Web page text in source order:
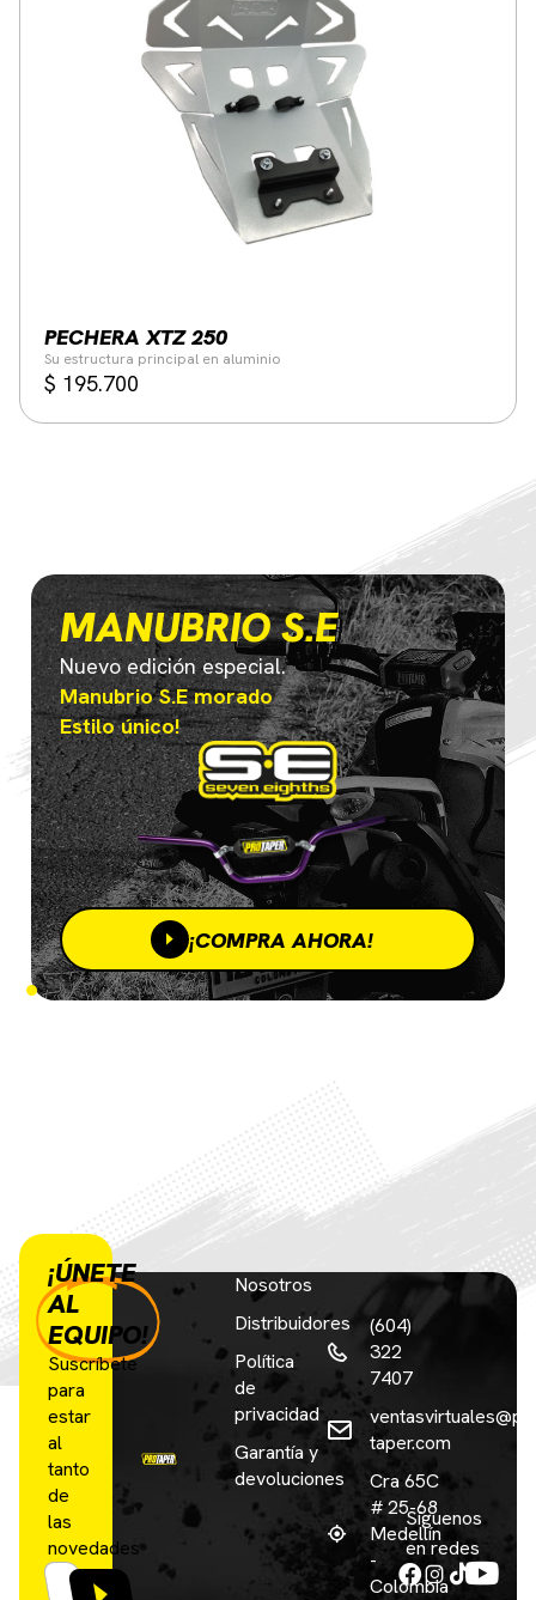
PECHERA XTZ 250
Su estructura principal en aluminio
$ 195.700
MANUBRIO S.E
Nuevo edición especial.
Manubrio S.E morado
Estilo único!
¡COMPRA AHORA!
¡ÚNETE
AL
EQUIPO!
Suscríbete
para
estar
al
tanto
de
las
novedades
(604)
322
7407
taper.com
Cra 65C
# 25-68
Medellín
-
Colombia
Nosotros
Distribuidores
Política
de
privacidad
Garantía y
devoluciones
Síguenos
en redes